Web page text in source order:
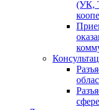
(УК,